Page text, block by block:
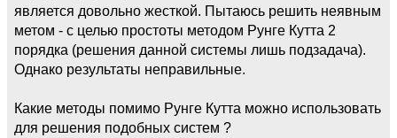
является довольно жесткой. Пытаюсь решить неявным
метом - с целью простоты методом Рунге Кутта 2
порядка (решения данной системы лишь подзадача).
Однако результаты неправильные.
Какие методы помимо Рунге Кутта можно использовать
для решения подобных систем ?